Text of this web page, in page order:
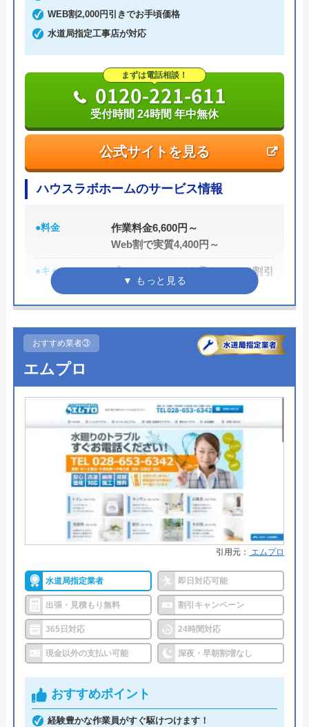
ても割増料金がかからず、作業が始まるまでは一切
費用がかからないかなり信頼できる業者です。
実績も豊富で、スタッフの研修にも力を入れている
ため技術力はもちろん接客もよく、トイレや排水
管、給湯器や蛇口の修理交換まで水回りのことなら
何でも相談できます。
電話で「ホームページを見た」と伝えるだけで3,000
円割引なので、相談する際は電話で相談し、忘れず
に伝えるようにしましょう。
ちなみに、依頼せずとも見積もりにはお金はかから
ないので、相見積もりの際は必ず相談しておきたい
業者の一つです。
公式サイトを見る
0120-091-026
イースマイルの基本情報
運営会社 株式会社イースマイル
島村禮孝
創業・設立 1992年6月1日創立
大阪府大阪市中央区瓦屋町3丁目7-3 イ
ースマイルビル
対応エリア 39都道府県
対応エリア詳
足利市のトイレ詰まり・水漏れ修理は
店
WEB割2,000円引きでお手頃価格
水道局指定工事店が対応
公式サイトを見る
まずは電話相談！
0120-221-611
受付時間 24時間 年中無休
ハウスラボホームのサービス情報
●料金
作業料金6,600円～
Web割で実質4,400円～
●キャンペーン
「ホームページを見た！」で割引
2,000円
●受付時間
●定休日
●出張見積もり 出張・見積もり無料
●支払い方法
現金、クレジットカード、コンビ
ニ後払い、QRコード決済
●累計実績
提携先は大手企業との法人契約多
数
●保証・保険
商品保証最長10年・施工保証最長5
年
詳細は公式HPでご確認ください
ハウスラボホームがおすすめの理由
ハウスラボホームは全国各地に拠点を構えている水
道修理業者です。トイレ、キッチン、浴室などの水
まわりトラブル全般に対応しており、作業料金が
6,600円からとお手頃価格で提供をしています。
万が一、水まわりに問題が発生した場合は、最短20
おすすめ業者③
エムプロ
引用元： エムプロ
水道局指定業者 即日対応可能
出張・見積もり無料 割引キャンペーン
365日対応 24時間対応
現金以外の支払い可能 深夜・早朝割増なし
おすすめポイント
経験豊かな作業員がすぐ駆けつけます！